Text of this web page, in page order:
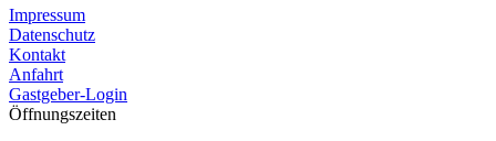
Impressum
Datenschutz
Kontakt
Anfahrt
Gastgeber-Login
Öffnungszeiten